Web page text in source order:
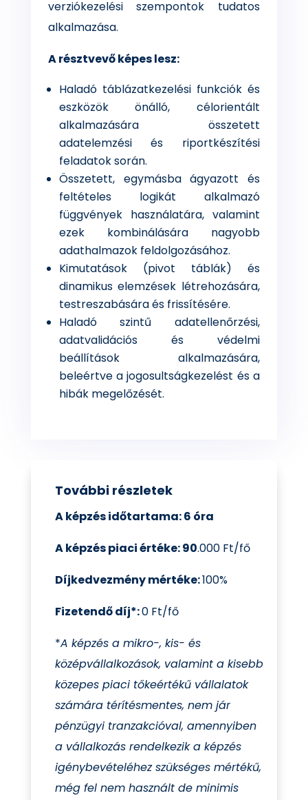
verziókezelési szempontok tudatos
alkalmazása.
A résztvevő képes lesz:
Haladó táblázatkezelési funkciók és
eszközök önálló, célorientált
alkalmazására összetett
adatelemzési és riportkészítési
feladatok során.
Összetett, egymásba ágyazott és
feltételes logikát alkalmazó
függvények használatára, valamint
ezek kombinálására nagyobb
adathalmazok feldolgozásához.
Kimutatások (pivot táblák) és
dinamikus elemzések létrehozására,
testreszabására és frissítésére.
Haladó szintű adatellenőrzési,
adatvalidációs és védelmi
beállítások alkalmazására,
beleértve a jogosultságkezelést és a
hibák megelőzését.
További részletek
A képzés időtartama: 6 óra
A képzés piaci értéke: 90.000 Ft/fő
Díjkedvezmény mértéke:100%
Fizetendő díj*:0 Ft/fő
*A képzés a mikro-, kis- és
középvállalkozások, valamint a kisebb
közepes piaci tőkeértékű vállalatok
számára térítésmentes, nem jár
pénzügyi tranzakcióval, amennyiben
a vállalkozás rendelkezik a képzés
igénybevételéhez szükséges mértékű,
még fel nem használt de minimis